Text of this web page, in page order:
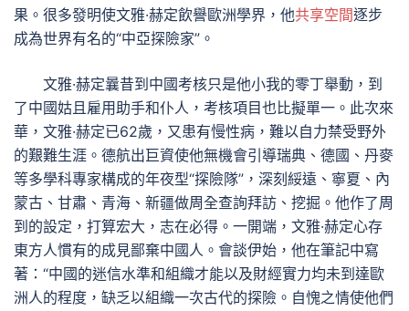
果。很多發明使文雅·赫定飲譽歐洲學界，他共享空間逐步
成為世界有名的“中亞探險家”。
文雅·赫定曩昔到中國考核只是他小我的零丁舉動，到
了中國姑且雇用助手和仆人，考核項目也比擬單一。此次來
華，文雅·赫定已62歲，又患有慢性病，難以自力禁受野外
的艱難生涯。德航出巨資使他無機會引導瑞典、德國、丹麥
等多學科專家構成的年夜型“探險隊”，深刻綏遠、寧夏、內
蒙古、甘肅、青海、新疆做周全查詢拜訪、挖掘。他作了周
到的設定，打算宏大，志在必得。一開端，文雅·赫定心存
東方人慣有的成見鄙棄中國人。會談伊始，他在筆記中寫
著：“中國的迷信水準和組織才能以及財經實力均未到達歐
洲人的程度，缺乏以組織一次古代的探險。自愧之情使他們